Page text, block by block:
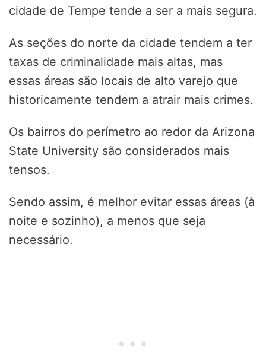
cidade de Tempe tende a ser a mais segura.
As seções do norte da cidade tendem a ter
taxas de criminalidade mais altas, mas
essas áreas são locais de alto varejo que
historicamente tendem a atrair mais crimes.
Os bairros do perímetro ao redor da Arizona
State University são considerados mais
tensos.
Sendo assim, é melhor evitar essas áreas (à
noite e sozinho), a menos que seja
necessário.